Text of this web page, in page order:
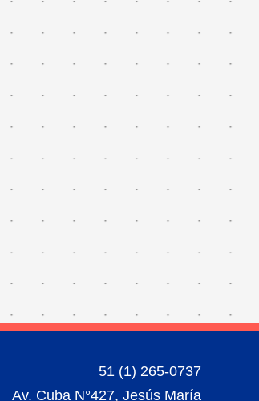
51 (1) 265-0737
Av. Cuba N°427, Jesús María